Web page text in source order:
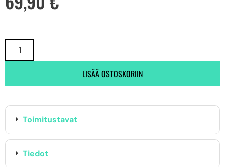
LISÄÄ OSTOSKORIIN
Toimitustavat
Tiedot